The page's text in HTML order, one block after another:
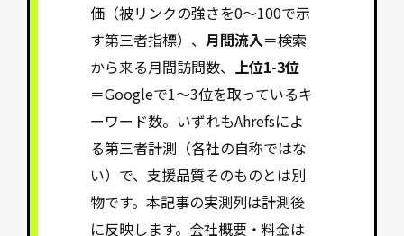
価（被リンクの強さを0〜100で示
す第三者指標）、月間流入＝検索
から来る月間訪問数、 上位1-3位
＝Googleで1〜3位を取っているキ
ーワード数。いずれもAhrefsによ
る第三者計測（各社の自称ではな
い）で、支援品質そのものとは別
物です。本記事の実測列は計測後
に反映します。会社概要・料金は